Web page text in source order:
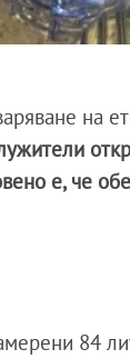
на
е, че
84